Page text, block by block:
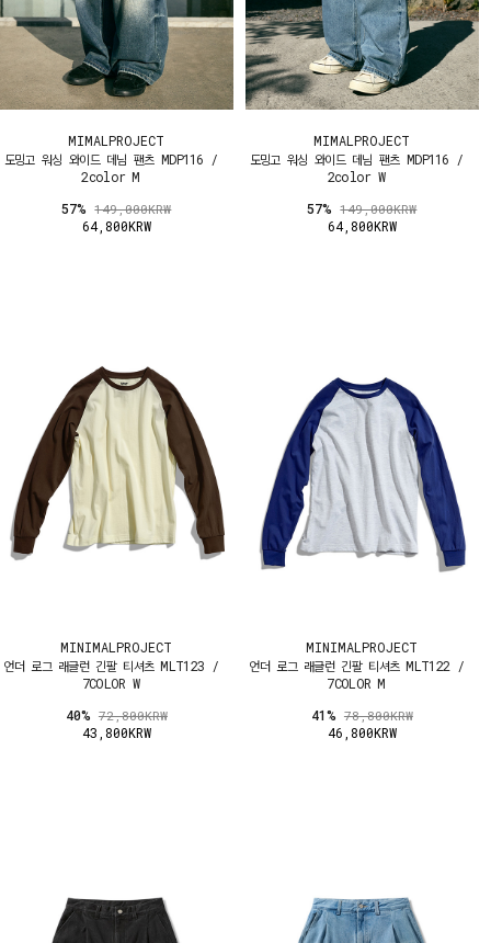
MIMALPROJECT
도밍고 워싱 와이드 데님 팬츠 MDP116 /
2color M
57%149,000KRW
64,800KRW
MIMALPROJECT
도밍고 워싱 와이드 데님 팬츠 MDP116 /
2color W
57%149,000KRW
64,800KRW
MINIMALPROJECT
언더 로그 래글런 긴팔 티셔츠 MLT123 /
7COLOR W
40% 72,800KRW
43,800KRW
MINIMALPROJECT
언더 로그 래글런 긴팔 티셔츠 MLT122 /
7COLOR M
41% 78,800KRW
46,800KRW